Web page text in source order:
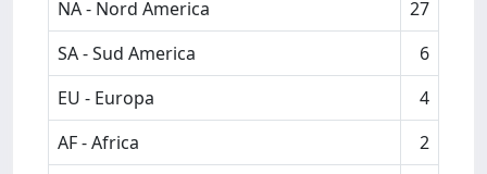
NA - Nord America
27
SA - Sud America
6
EU - Europa
4
AF - Africa
2